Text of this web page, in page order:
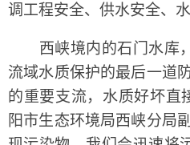
调工程安全、供水安全、水
西峡境内的石门水库
流域水质保护的最后一道
的重要支流，水质好坏直
阳市生态环境局西峡分局